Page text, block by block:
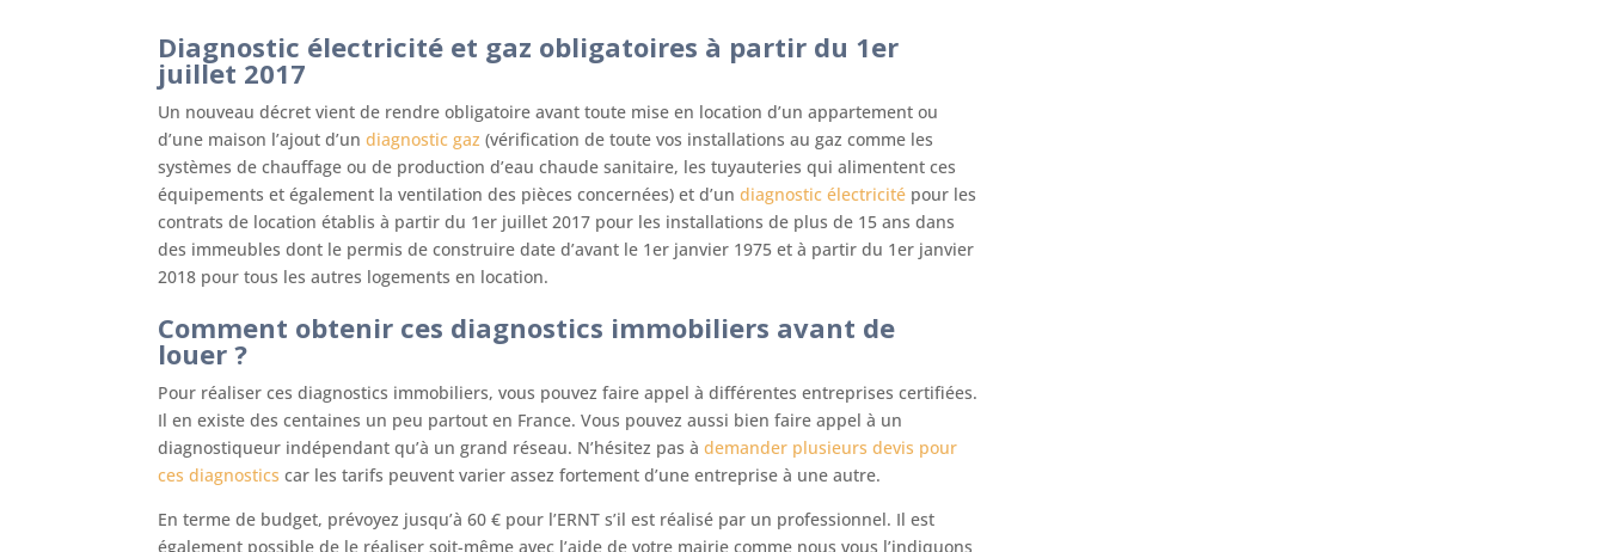
Diagnostic électricité et gaz obligatoires à partir du 1er
juillet 2017
Un nouveau décret vient de rendre obligatoire avant toute mise en location d’un appartement ou
d’une maison l’ajout d’un diagnostic gaz (vérification de toute vos installations au gaz comme les
systèmes de chauffage ou de production d’eau chaude sanitaire, les tuyauteries qui alimentent ces
équipements et également la ventilation des pièces concernées) et d’un diagnostic électricité pour les
contrats de location établis à partir du 1er juillet 2017 pour les installations de plus de 15 ans dans
des immeubles dont le permis de construire date d’avant le 1er janvier 1975 et à partir du 1er janvier
2018 pour tous les autres logements en location.
Comment obtenir ces diagnostics immobiliers avant de
louer ?
Pour réaliser ces diagnostics immobiliers, vous pouvez faire appel à différentes entreprises certifiées.
Il en existe des centaines un peu partout en France. Vous pouvez aussi bien faire appel à un
diagnostiqueur indépendant qu’à un grand réseau. N’hésitez pas à demander plusieurs devis pour
ces diagnostics car les tarifs peuvent varier assez fortement d’une entreprise à une autre.
En terme de budget, prévoyez jusqu’à 60 € pour l’ERNT s’il est réalisé par un professionnel. Il est
également possible de le réaliser soit-même avec l’aide de votre mairie comme nous vous l’indiquons